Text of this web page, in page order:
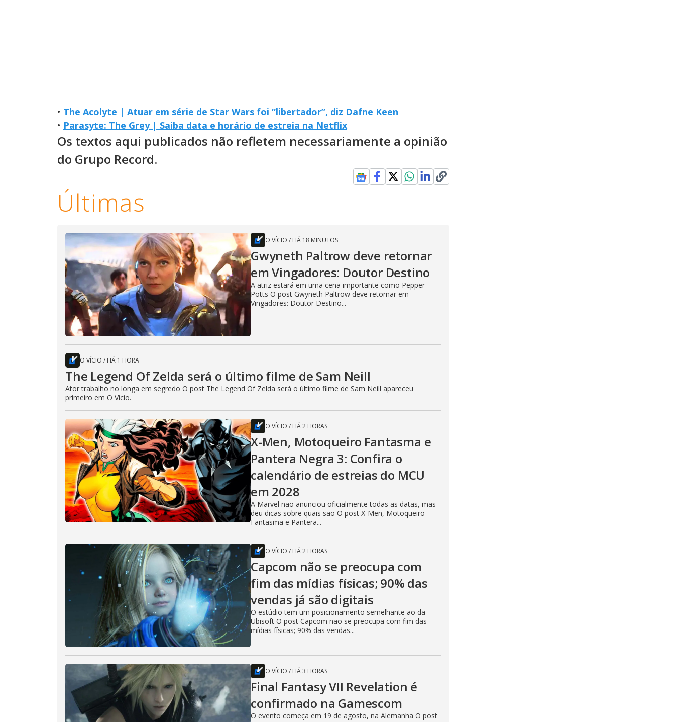
• The Acolyte | Atuar em série de Star Wars foi “libertador”, diz Dafne Keen
• Parasyte: The Grey | Saiba data e horário de estreia na Netflix
Os textos aqui publicados não refletem necessariamente a opinião
do Grupo Record.
Últimas
O VÍCIO / HÁ 18 MINUTOS
Gwyneth Paltrow deve retornar
em Vingadores: Doutor Destino
A atriz estará em uma cena importante como Pepper
Potts O post Gwyneth Paltrow deve retornar em
Vingadores: Doutor Destino...
O VÍCIO / HÁ 1 HORA
The Legend Of Zelda será o último filme de Sam Neill
Ator trabalho no longa em segredo O post The Legend Of Zelda será o último filme de Sam Neill apareceu
primeiro em O Vício.
O VÍCIO / HÁ 2 HORAS
X-Men, Motoqueiro Fantasma e
Pantera Negra 3: Confira o
calendário de estreias do MCU
em 2028
A Marvel não anunciou oficialmente todas as datas, mas
deu dicas sobre quais são O post X-Men, Motoqueiro
Fantasma e Pantera...
O VÍCIO / HÁ 2 HORAS
Capcom não se preocupa com
fim das mídias físicas; 90% das
vendas já são digitais
O estúdio tem um posicionamento semelhante ao da
Ubisoft O post Capcom não se preocupa com fim das
mídias físicas; 90% das vendas...
O VÍCIO / HÁ 3 HORAS
Final Fantasy VII Revelation é
confirmado na Gamescom
O evento começa em 19 de agosto, na Alemanha O post